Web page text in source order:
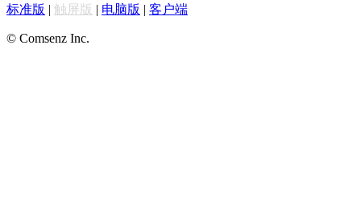
标准版 | 触屏版 | 电脑版 | 客户端
© Comsenz Inc.